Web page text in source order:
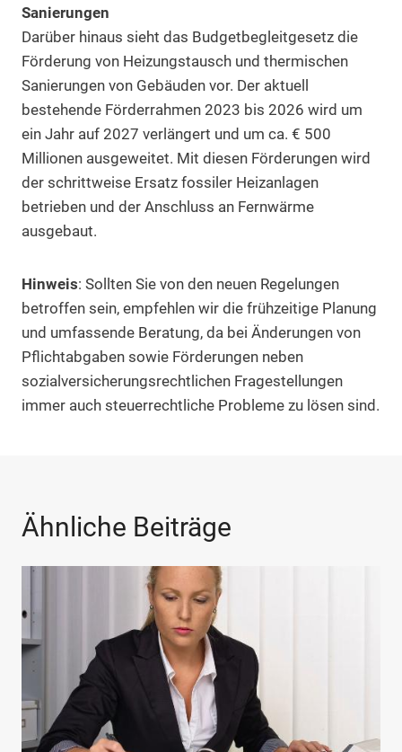
Sanierungen
Darüber hinaus sieht das Budgetbegleitgesetz die
Förderung von Heizungstausch und thermischen
Sanierungen von Gebäuden vor. Der aktuell
bestehende Förderrahmen 2023 bis 2026 wird um
ein Jahr auf 2027 verlängert und um ca. € 500
Millionen ausgeweitet. Mit diesen Förderungen wird
der schrittweise Ersatz fossiler Heizanlagen
betrieben und der Anschluss an Fernwärme
ausgebaut.
Hinweis: Sollten Sie von den neuen Regelungen
betroffen sein, empfehlen wir die frühzeitige Planung
und umfassende Beratung, da bei Änderungen von
Pflichtabgaben sowie Förderungen neben
sozialversicherungsrechtlichen Fragestellungen
immer auch steuerrechtliche Probleme zu lösen sind.
Ähnliche Beiträge